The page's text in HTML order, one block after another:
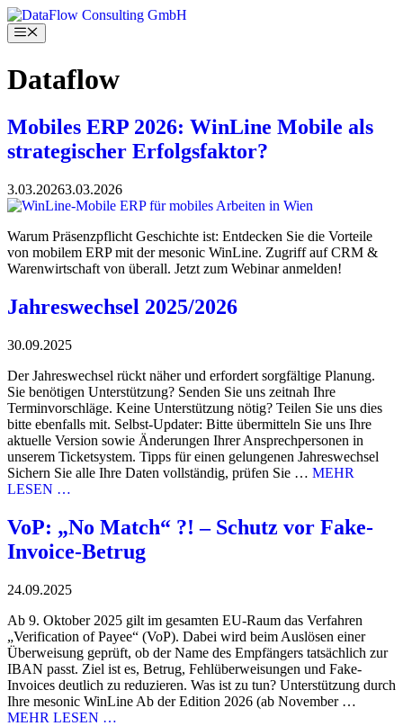
Skip
to
content
Menu
Dataflow
Mobiles ERP 2026: WinLine Mobile als
strategischer Erfolgsfaktor?
3.03.20263.03.2026
Warum Präsenzpflicht Geschichte ist: Entdecken Sie die Vorteile
von mobilem ERP mit der mesonic WinLine. Zugriff auf CRM &
Warenwirtschaft von überall. Jetzt zum Webinar anmelden!
Jahreswechsel 2025/2026
30.09.2025
Der Jahreswechsel rückt näher und erfordert sorgfältige Planung.
Sie benötigen Unterstützung? Senden Sie uns zeitnah Ihre
Terminvorschläge. Keine Unterstützung nötig? Teilen Sie uns dies
bitte ebenfalls mit. Selbst-Updater: Bitte übermitteln Sie uns Ihre
aktuelle Version sowie Änderungen Ihrer Ansprechpersonen in
unserem Ticketsystem. Tipps für einen gelungenen Jahreswechsel
Sichern Sie alle Ihre Daten vollständig, prüfen Sie … MEHR
LESEN …
VoP: „No Match“ ?! – Schutz vor Fake-
Invoice-Betrug
24.09.2025
Ab 9. Oktober 2025 gilt im gesamten EU-Raum das Verfahren
„Verification of Payee“ (VoP). Dabei wird beim Auslösen einer
Überweisung geprüft, ob der Name des Empfängers tatsächlich zur
IBAN passt. Ziel ist es, Betrug, Fehlüberweisungen und Fake-
Invoices deutlich zu reduzieren. Was ist zu tun? Unterstützung durch
Ihre mesonic WinLine Ab der Edition 2026 (ab November …
MEHR LESEN …